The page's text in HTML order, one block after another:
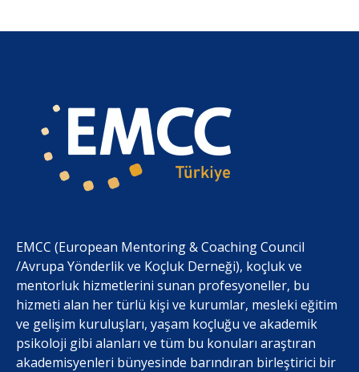
EMCC (European Mentoring & Coaching Council
/Avrupa Yönderlik ve Koçluk Derneği), koçluk ve
mentorluk hizmetlerini sunan profesyoneller, bu
hizmeti alan her türlü kişi ve kurumlar, mesleki eğitim
ve gelişim kuruluşları, yaşam koçluğu ve akademik
psikoloji gibi alanları ve tüm bu konuları araştıran
akademisyenleri bünyesinde barındıran birleştirici bir